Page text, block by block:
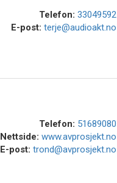
Telefon: 33049592
E-post: terje@audioakt.no
Telefon: 51689080
Nettside: www.avprosjekt.no
E-post: trond@avprosjekt.no